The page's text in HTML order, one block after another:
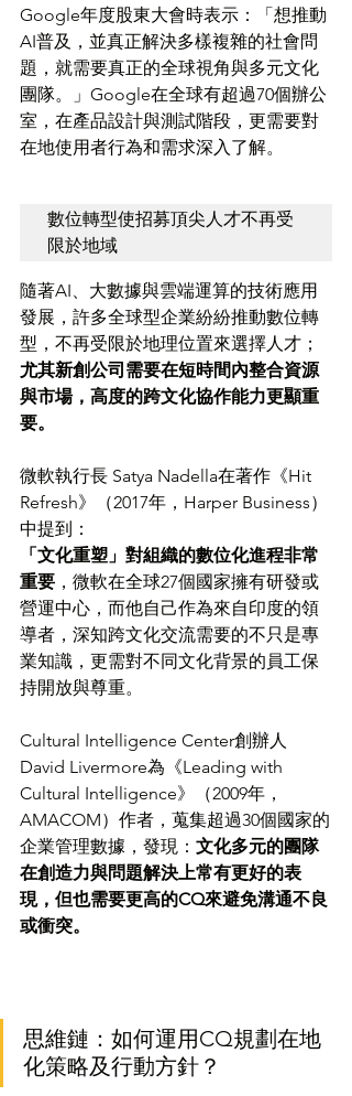
Google年度股東大會時表示：「想推動
AI普及，並真正解決多樣複雜的社會問
題，就需要真正的全球視角與多元文化
團隊。」Google在全球有超過70個辦公
室，在產品設計與測試階段，更需要對
在地使用者行為和需求深入了解。
數位轉型使招募頂尖人才不再受
限於地域
隨著AI、大數據與雲端運算的技術應用
發展，許多全球型企業紛紛推動數位轉
型，不再受限於地理位置來選擇人才；
尤其新創公司需要在短時間內整合資源
與市場，高度的跨文化協作能力更顯重
要。
微軟執行長 Satya Nadella在著作《Hit
Refresh》（2017年，Harper Business）
中提到：
「文化重塑」對組織的數位化進程非常
重要 ，微軟在全球27個國家擁有研發或
營運中心，而他自己作為來自印度的領
導者，深知跨文化交流需要的不只是專
業知識，更需對不同文化背景的員工保
持開放與尊重。
Cultural Intelligence Center創辦人
David Livermore為《Leading with
Cultural Intelligence》（2009年，
AMACOM）作者，蒐集超過30個國家的
企業管理數據，發現： 文化多元的團隊
在創造力與問題解決上常有更好的表
現，但也需要更高的CQ來避免溝通不良
或衝突。
思維鏈：如何運用CQ規劃在地
化策略及行動方針？